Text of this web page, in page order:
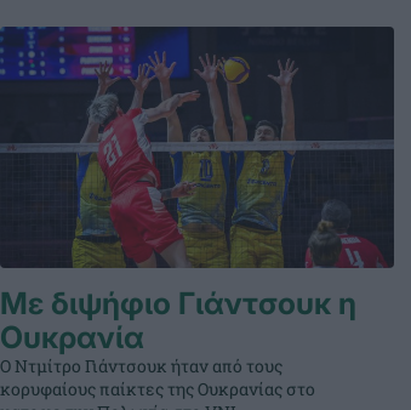
Με διψήφιο Γιάντσουκ η
Ουκρανία
Ο Ντμίτρο Γιάντσουκ ήταν από τους
κορυφαίους παίκτες της Ουκρανίας στο